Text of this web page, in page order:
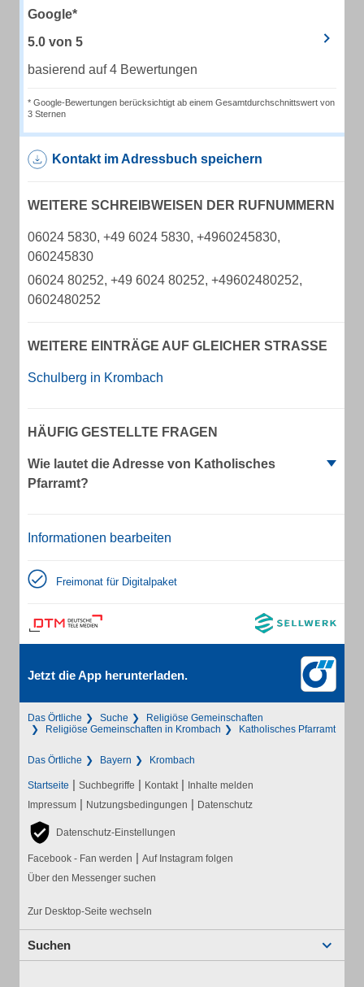
Google*
5.0 von 5
basierend auf 4 Bewertungen
* Google-Bewertungen berücksichtigt ab einem Gesamtdurchschnittswert von
3 Sternen
Kontakt im Adressbuch speichern
WEITERE SCHREIBWEISEN DER RUFNUMMERN
06024 5830, +49 6024 5830, +4960245830,
060245830
06024 80252, +49 6024 80252, +49602480252,
0602480252
WEITERE EINTRÄGE AUF GLEICHER STRASSE
Schulberg in Krombach
HÄUFIG GESTELLTE FRAGEN
Wie lautet die Adresse von Katholisches
Pfarramt?
Informationen bearbeiten
Freimonat für Digitalpaket
Jetzt die App herunterladen.
Das Örtliche Suche
Religiöse Gemeinschaften
Religiöse Gemeinschaften in Krombach
Katholisches Pfarramt
Das Örtliche Bayern Krombach
Startseite | Suchbegriffe | Kontakt | Inhalte melden
Impressum | Nutzungsbedingungen | Datenschutz
Datenschutz-Einstellungen
Facebook - Fan werden | Auf Instagram folgen
Über den Messenger suchen
Zur Desktop-Seite wechseln
Suchen